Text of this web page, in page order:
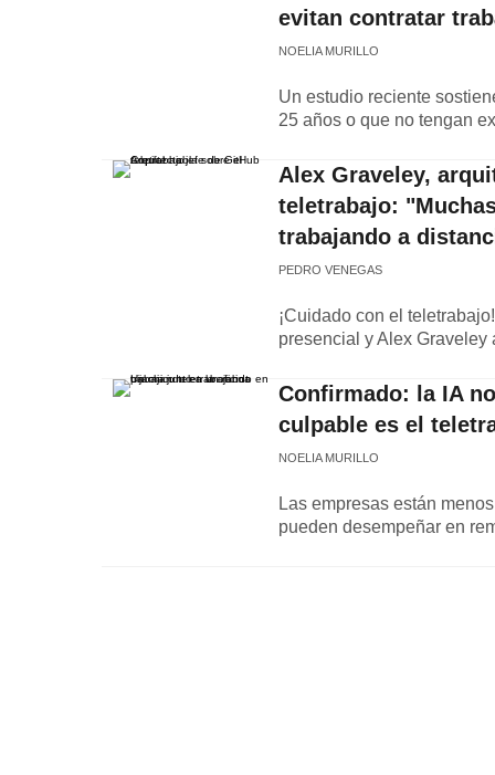
evitan contratar
NOELIA MURILLO
Un estudio reciente
25 años o que no tengan
Alex Graveley,
teletrabajo:
trabajando a
PEDRO VENEGAS
¡Cuidado con el
presencial y Alex
Confirmado: la IA
culpable es el
NOELIA MURILLO
Las empresas están
pueden desempeñar en